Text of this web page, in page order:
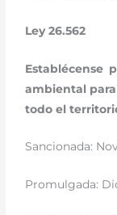
Ley 26.562
Establécense
ambiental
todo el
Sancionada:
Promulgada: